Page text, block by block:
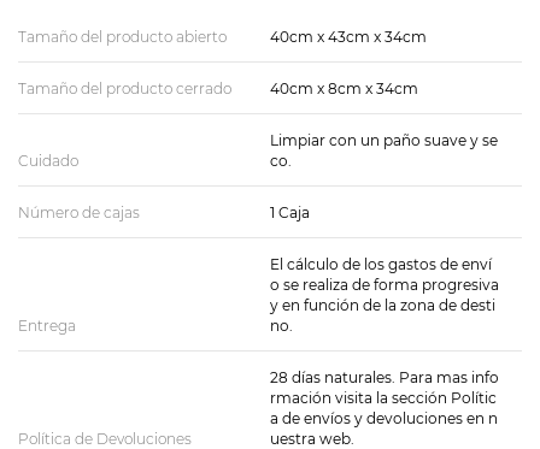
Tamaño del producto abierto 40cm x 43cm x 34cm
Tamaño del producto cerrado 40cm x 8cm x 34cm
Cuidado
Limpiar con un paño suave y se
co.
Número de cajas 1 Caja
Entrega
El cálculo de los gastos de enví
o se realiza de forma progresiva
y en función de la zona de desti
no.
Política de Devoluciones
28 días naturales. Para mas info
rmación visita la sección Polític
a de envíos y devoluciones en n
uestra web.